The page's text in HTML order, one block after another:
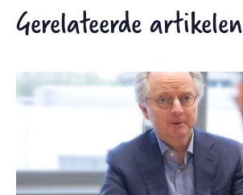
Gerelateerde artikelen